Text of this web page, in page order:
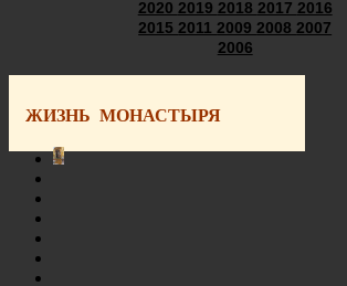
2020 2019 2018 2017 2016
20152011200920082007
2006
ЖИЗНЬ МОНАСТЫРЯ